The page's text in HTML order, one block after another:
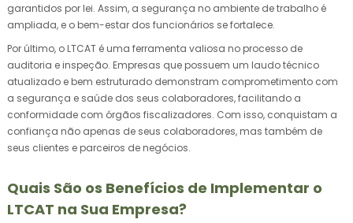
garantidos por lei. Assim, a segurança no ambiente de trabalho é
ampliada, e o bem-estar dos funcionários se fortalece.
Por último, o LTCAT é uma ferramenta valiosa no processo de
auditoria e inspeção. Empresas que possuem um laudo técnico
atualizado e bem estruturado demonstram comprometimento com
a segurança e saúde dos seus colaboradores, facilitando a
conformidade com órgãos fiscalizadores. Com isso, conquistam a
confiança não apenas de seus colaboradores, mas também de
seus clientes e parceiros de negócios.
Quais São os Benefícios de Implementar o
LTCAT na Sua Empresa?